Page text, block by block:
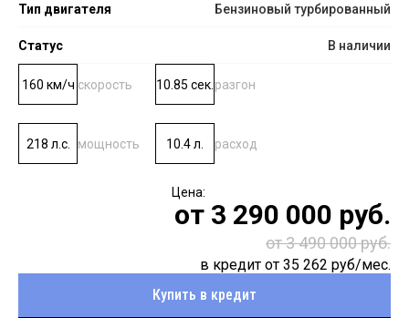
Тип двигателя Бензиновый турбированный
Статус В наличии
160 км/ч скорость 10.85 сек. разгон
218 л.с. мощность 10.4 л. расход
от 3 290 000 руб.
от 3 490 000 руб.
в кредит от 35 262 руб/мес.
Купить в кредит